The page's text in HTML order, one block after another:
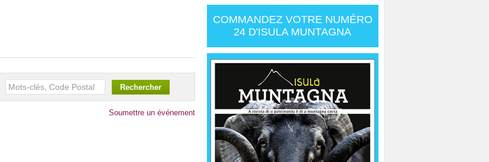
Soumettre un événement
COMMANDEZ VOTRE NUMÉRO
24 D'ISULA MUNTAGNA